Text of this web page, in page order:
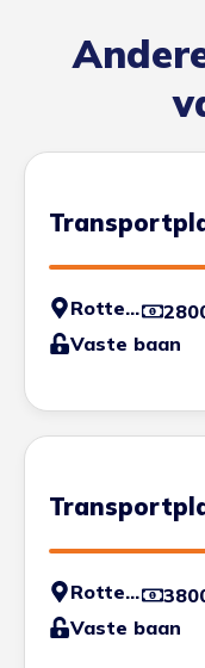
Rotterdam
Vaste baan
Rotterdam
Vaste baan